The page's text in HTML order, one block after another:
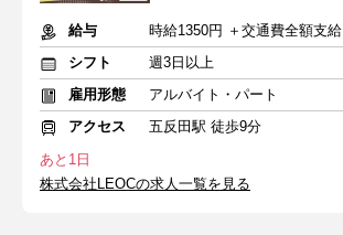
給与
時給1350円 ＋交通費全額支給
シフト
週3日以上
雇用形態
アルバイト・パート
アクセス
五反田駅 徒歩9分
あと1日
株式会社LEOCの求人一覧を見る